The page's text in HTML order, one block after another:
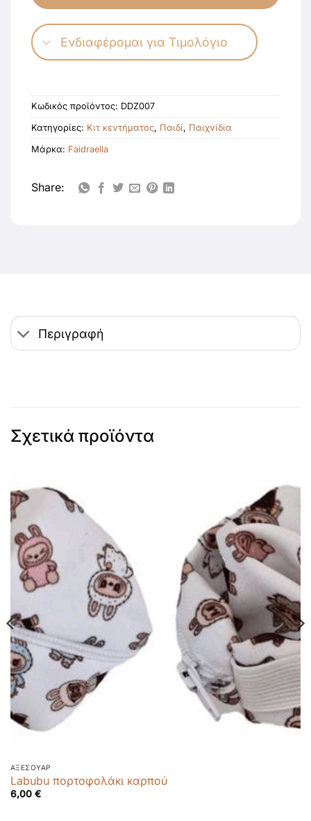
Ενδιαφέρομαι για Τιμολόγιο
Κωδικός προϊόντος: DDZ007
Κατηγορίες: Κιτ κεντήματος, Παιδί, Παιχνίδια
Μάρκα: Faidraella
Share:
Περιγραφή
Σχετικά προϊόντα
ΑΞΕΣΟΥΆΡ
Labubu πορτοφολάκι καρπού
6,00 €